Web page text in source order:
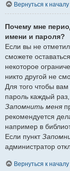
Вернуться к началу
Почему мне
имени и пароля?
Если вы не
сможете
некоторое
никто другой не
Для того чтобы
пароль каждый
Запомнить меня
рекомендуется
например в
Если пункт
администратор
Вернуться к началу